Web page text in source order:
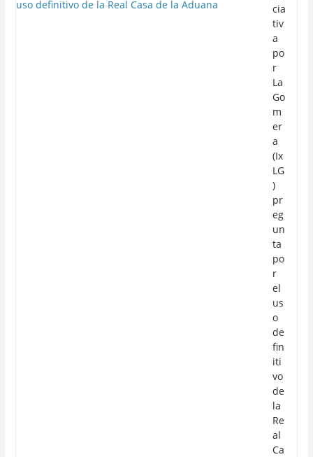
cia
tiv
a
po
r
La
Go
m
er
a
(Ix
LG
)
pr
eg
un
ta
po
r
el
us
o
de
fin
iti
vo
de
la
Re
al
Ca